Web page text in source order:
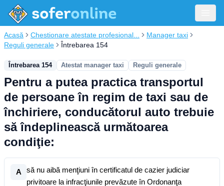
Acasă Chestionare atestate profesional...
Manager taxi
Reguli generale
Întrebarea 154
Întrebarea 154 Atestat manager taxi Reguli generale
Pentru a putea practica transportul
de persoane în regim de taxi sau de
închiriere, conducătorul auto trebuie
să îndeplinească următoarea
condiţie:
A
să nu aibă menţiuni în certificatul de cazier judiciar
privitoare la infracţiunile prevăzute în Ordonanţa